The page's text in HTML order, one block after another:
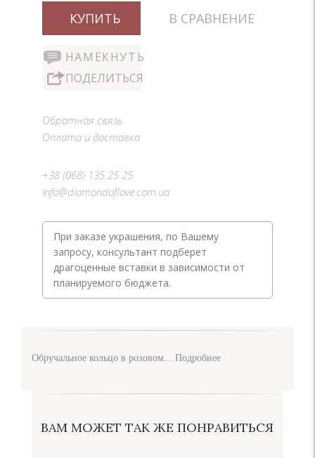
КУПИТЬ В СРАВНЕНИЕ
НАМЕКНУТЬ
ПОДЕЛИТЬСЯ
Обратная связь
Оплата и доставка
+38 (068) 135 25 25
info@diamondoflove.com.ua
При заказе украшения, по Вашему
запросу, консультант подберет
драгоценные вставки в зависимости от
планируемого бюджета.
Обручальное кольцо в розовом... Подробнее
ВАМ МОЖЕТ ТАК ЖЕ ПОНРАВИТЬСЯ